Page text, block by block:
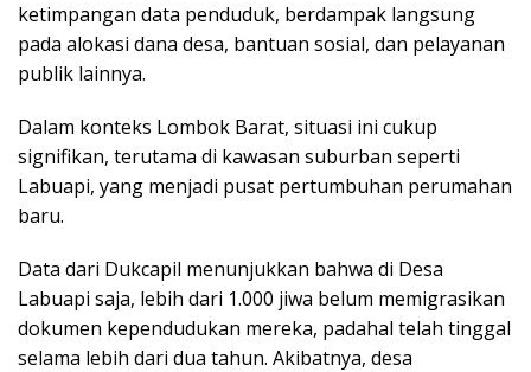
ketimpangan data penduduk, berdampak langsung
pada alokasi dana desa, bantuan sosial, dan pelayanan
publik lainnya.
Dalam konteks Lombok Barat, situasi ini cukup
signifikan, terutama di kawasan suburban seperti
Labuapi, yang menjadi pusat pertumbuhan perumahan
baru.
Data dari Dukcapil menunjukkan bahwa di Desa
Labuapi saja, lebih dari 1.000 jiwa belum memigrasikan
dokumen kependudukan mereka, padahal telah tinggal
selama lebih dari dua tahun. Akibatnya, desa